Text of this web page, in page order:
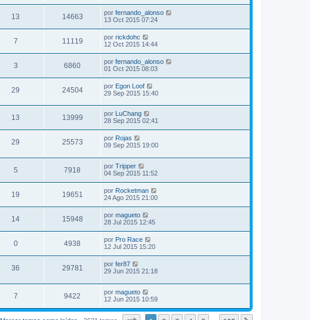
13 14663 por fernando_alonso
13 Oct 2015 07:24
7 11119 por rickdohc
12 Oct 2015 14:44
3 6860 por fernando_alonso
01 Oct 2015 08:03
29 24504 por Egon Loof
29 Sep 2015 15:40
13 13999 por LuChang
28 Sep 2015 02:41
29 25573 por Rojas
09 Sep 2015 19:00
5 7918 por Tripper
04 Sep 2015 11:52
19 19651 por Rocketman
24 Ago 2015 21:00
14 15948 por magueto
28 Jul 2015 12:45
0 4938 por Pro Race
12 Jul 2015 15:20
36 29781 por fer87
29 Jun 2015 21:18
7 9422 por magueto
12 Jun 2015 10:59